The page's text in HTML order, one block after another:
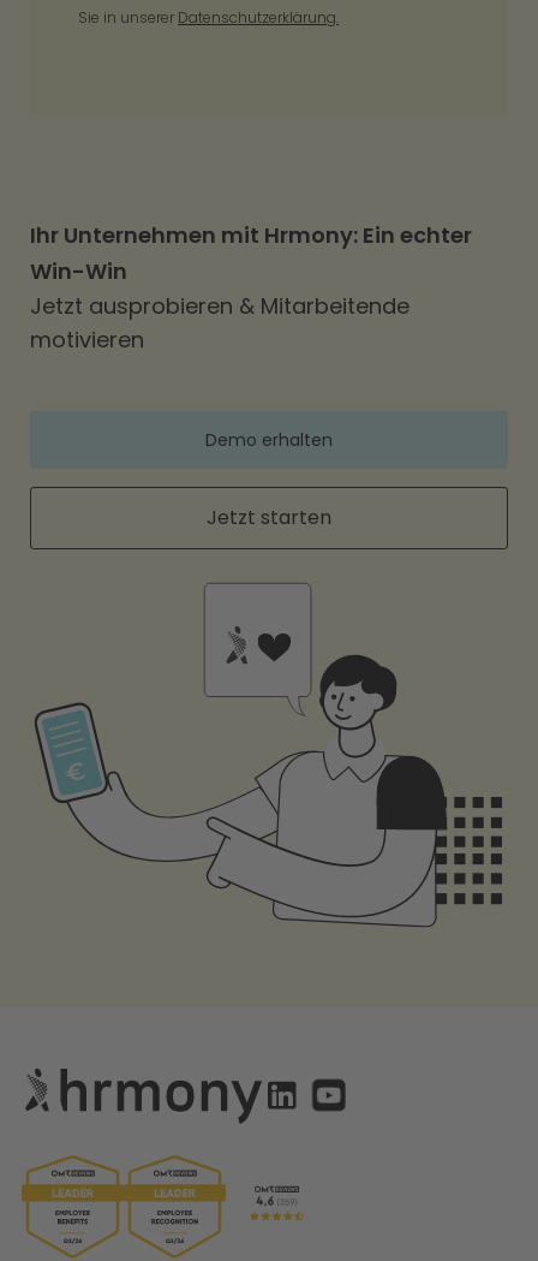
Sie in unserer Datenschutzerklärung.
Ihr Unternehmen mit Hrmony: Ein echter
Win-Win
Jetzt ausprobieren & Mitarbeitende
motivieren
Demo erhalten
Jetzt starten